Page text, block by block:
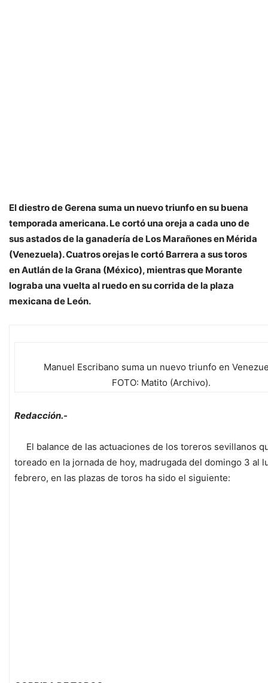
El diestro de Gerena suma un nuevo triunfo en su buena
temporada americana. Le cortó una oreja a cada uno de
sus astados de la ganadería de Los Marañones en Mérida
(Venezuela). Cuatros orejas le cortó Barrera a sus toros
en Autlán de la Grana (México), mientras que Morante
lograba una vuelta al ruedo en su corrida de la plaza
mexicana de León.
Manuel Escribano suma un nuevo triunfo en
FOTO: Matito (Archivo).
Redacción.-
El balance de las actuaciones de los toreros sevillanos
toreado en la jornada de hoy, madrugada del domingo 3 al
febrero, en las plazas de toros ha sido el siguiente: